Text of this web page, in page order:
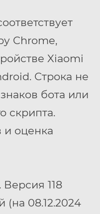
Chrome,
Xiaomi
Строка не
бота или
скрипта.
и оценка
Версия 118
(на 08.12.2024